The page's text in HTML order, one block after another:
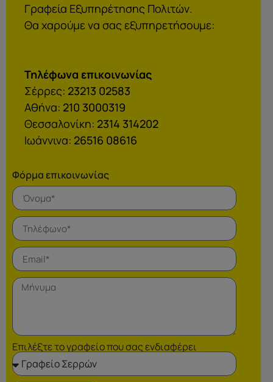
Γραφεία Εξυπηρέτησης Πολιτών.
Θα χαρούμε να σας εξυπηρετήσουμε:
Τηλέφωνα επικοινωνίας
Σέρρες: 23213 02583
Αθήνα: 210 3000319
Θεσσαλονίκη: 2314 314202
Ιωάννινα: 26516 08616
Φόρμα επικοινωνίας
Επιλέξτε το γραφείο που σας ενδιαφέρει